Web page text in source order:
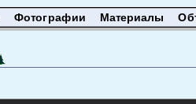
Фотографии Материалы